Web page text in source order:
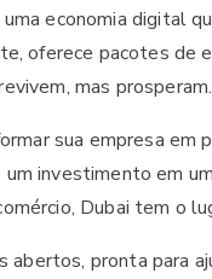
economia digital
oferece pacotes de
mas prosperam.
sua empresa
um investimento em
Dubai tem o
abertos, pronta para